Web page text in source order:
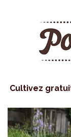
Cultivez